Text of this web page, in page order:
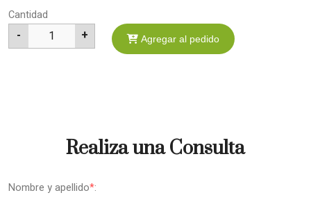
Cantidad
1 +
- Agregar al pedido
Realiza una Consulta
Nombre y apellido*: